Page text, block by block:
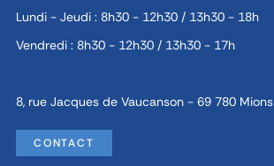
Lundi - Jeudi : 8h30 - 12h30 / 13h30 - 18h
Vendredi : 8h30 - 12h30 / 13h30 - 17h
8, rue Jacques de Vaucanson - 69 780 Mions
CONTACT